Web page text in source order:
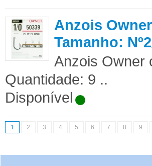
Anzois
Tamanho:
Anzois Owner
Quantidade: 9 ..
Disponível
1 2 3 4 5 6 7 8 9